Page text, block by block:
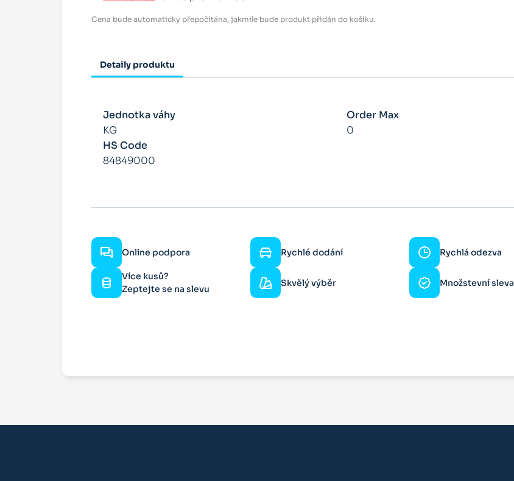
Cena bude automaticky přepočítána, jakmile bude produkt přidán do košíku.
Detaily produktu
Jednotka váhy
KG
Order Max
0
HS Code
84849000
Online podpora Rychlé dodání Rychlá odezva
Více kusů?
Zeptejte se na slevu
Skvělý výběr Množstevní sleva